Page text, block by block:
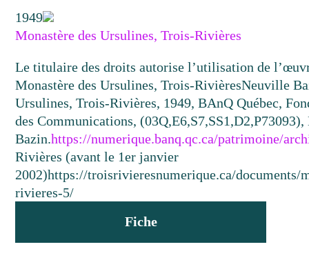
1949
Monastère des Ursulines, Trois-Rivières
Le titulaire des droits autorise l’utilisation de
Monastère des Ursulines, Trois-RivièresNeuville
Ursulines, Trois-Rivières, 1949, BAnQ Québec,
des Communications,
Bazin.https://numerique.banq.qc.ca/patrimoine/
Rivières (avant le 1er janvier
2002)https://troisrivieresnumerique.ca/documents/
rivieres-5/
Fiche